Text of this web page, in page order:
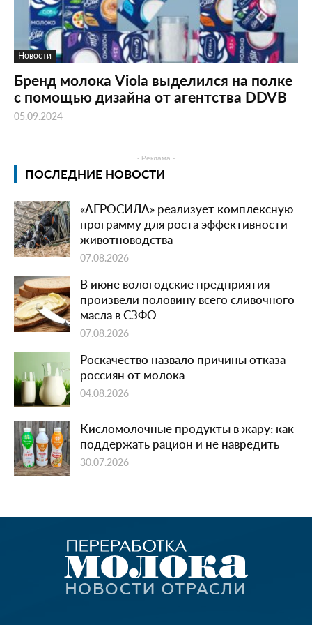
Новости
Бренд молока Viola выделился на полке
с помощью дизайна от агентства DDVB
05.09.2024
- Реклама -
ПОСЛЕДНИЕ НОВОСТИ
«АГРОСИЛА» реализует комплексную
программу для роста эффективности
животноводства
07.08.2026
В июне вологодские предприятия
произвели половину всего сливочного
масла в СЗФО
07.08.2026
Роскачество назвало причины отказа
россиян от молока
04.08.2026
Кисломолочные продукты в жару: как
поддержать рацион и не навредить
30.07.2026